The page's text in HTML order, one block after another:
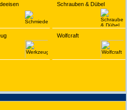
Schrauben & Dübel
Wolfcraft